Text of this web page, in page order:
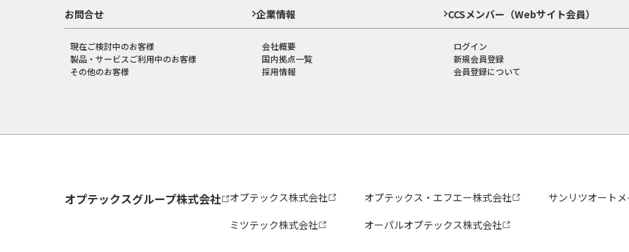
お問合せ
現在ご検討中のお客様
製品・サービスご利用中のお客様
その他のお客様
企業情報
会社概要
国内拠点一覧
採用情報
CCSメンバー（Webサイト会員）
ログイン
新規会員登録
会員登録について
オプテックスグループ株式会社 オプテックス株式会社 オプテックス・エフエー株式会社
サンリツオート
ミツテック株式会社
オーパルオプテックス株式会社